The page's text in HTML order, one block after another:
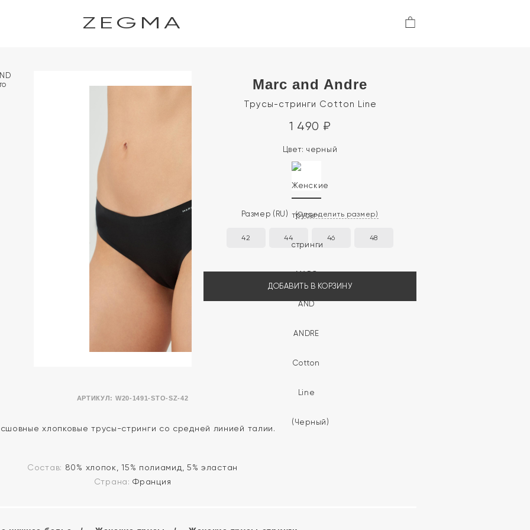
ZEGMA
Marc and Andre
Трусы-стринги Cotton Line
АРТИКУЛ: W20-1491-STO-SZ-42
1 490 ₽
Цвет: черный
Размер (RU) (Определить размер)
42 44 46 48
ДОБАВИТЬ В КОРЗИНУ
хлопковые трусы-стринги со средней линией талии.
Состав: 80% хлопок, 15% полиамид, 5% эластан
Страна:Франция